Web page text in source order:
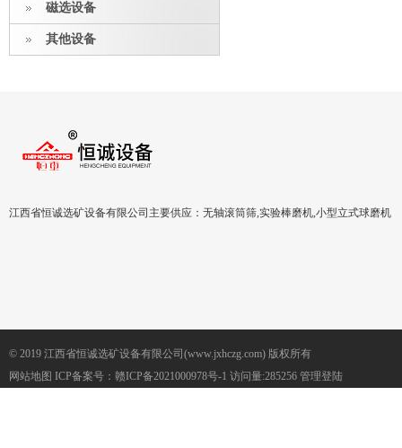
磁选设备
其他设备
江西省恒诚选矿设备有限公司主要供应：无轴滚筒筛,实验棒磨机,小型立式球磨机
© 2019 江西省恒诚选矿设备有限公司(www.jxhczg.com) 版权所有
网站地图 ICP备案号： 赣ICP备2021000978号-1 访问量:285256 管理登陆